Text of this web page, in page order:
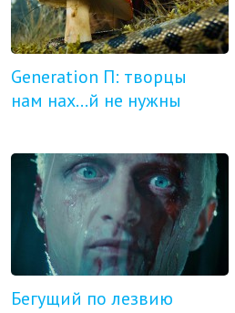
Generation П: творцы
нам нах...й не нужны
Бегущий по лезвию